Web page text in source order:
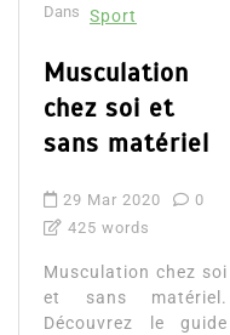
Dans Sport
Musculation
chez soi et
sans matériel
29 Mar 2020
0
425 words
Musculation chez soi
et sans matériel.
Découvrez le guide